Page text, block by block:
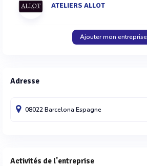
ATELIERS ALLOT
Ajouter mon entreprise
Adresse
08022 Barcelona Espagne
Activités de l'entreprise